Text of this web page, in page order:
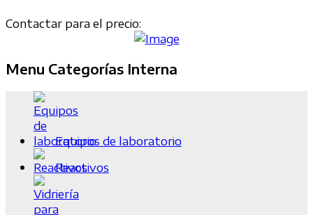
Contactar para el precio:
Menu Categorías Interna
Equipos de laboratorio
Reactivos